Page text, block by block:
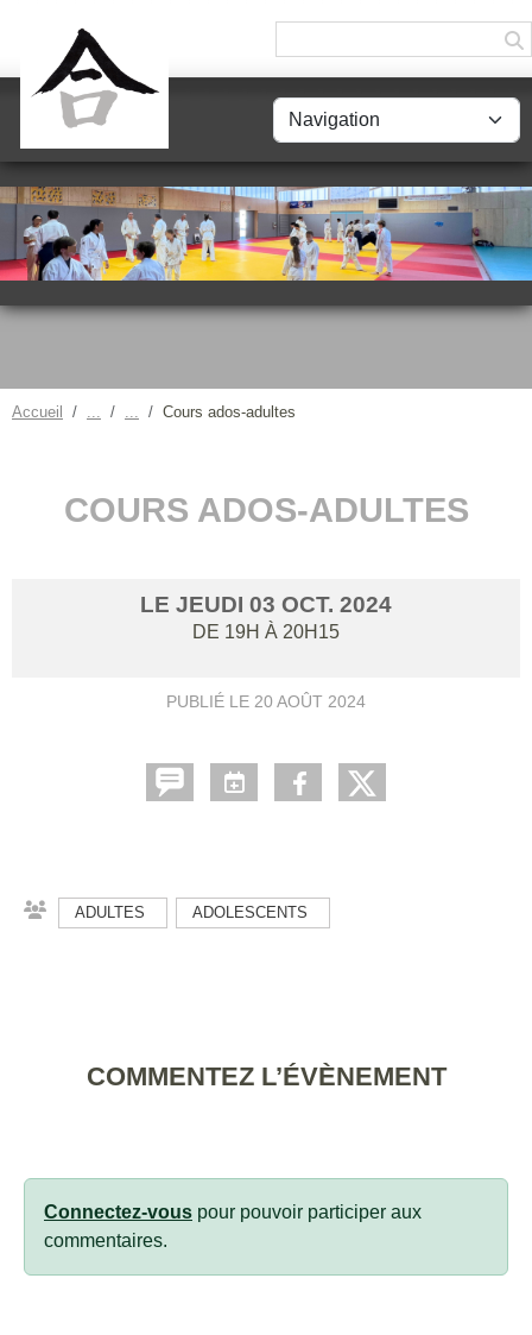
Accueil Cours ados-adultes
COURS ADOS-ADULTES
LE JEUDI 03 OCT. 2024
DE 19H À 20H15
PUBLIÉ LE 20 AOÛT 2024
ADULTES ADOLESCENTS
COMMENTEZ L’ÉVÈNEMENT
Connectez-vous pour pouvoir participer aux
commentaires.